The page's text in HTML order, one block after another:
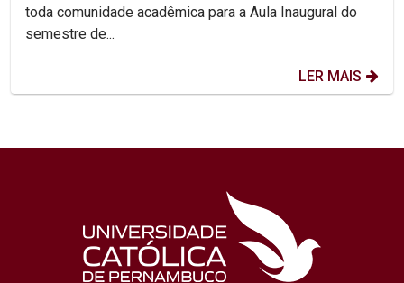
toda comunidade acadêmica para a Aula Inaugural do
semestre de...
LER MAIS